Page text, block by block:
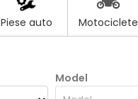
Piese auto Motociclete
Model